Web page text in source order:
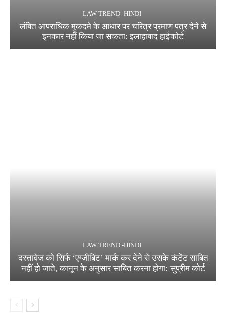
LAW TREND -HINDI
लंबित आपराधिक मुकदमे के आधार पर चरित्र प्रमाण पत्र देने से
इनकार नहीं किया जा सकता: इलाहाबाद हाईकोर्ट
LAW TREND -HINDI
दस्तावेज को सिर्फ ‘एग्जीबिट’ मार्क कर देने से उसके कंटेंट साबित
नहीं हो जाते, कानून के अनुसार साबित करना होगा: सुप्रीम कोर्ट